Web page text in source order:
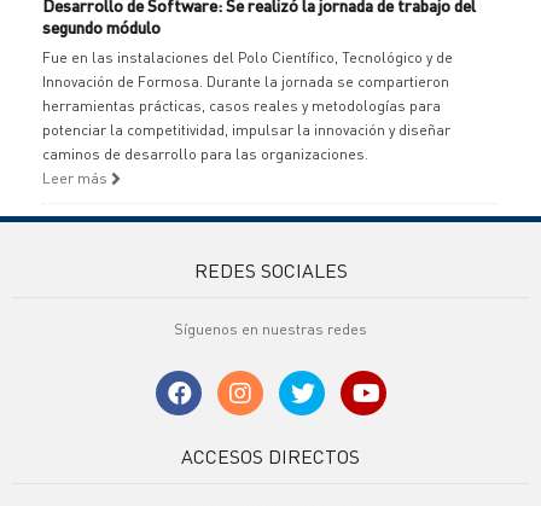
Desarrollo de Software: Se realizó la jornada de trabajo del
segundo módulo
Fue en las instalaciones del Polo Científico, Tecnológico y de
Innovación de Formosa. Durante la jornada se compartieron
herramientas prácticas, casos reales y metodologías para
potenciar la competitividad, impulsar la innovación y diseñar
caminos de desarrollo para las organizaciones.
Leer más
REDES SOCIALES
Síguenos en nuestras redes
ACCESOS DIRECTOS